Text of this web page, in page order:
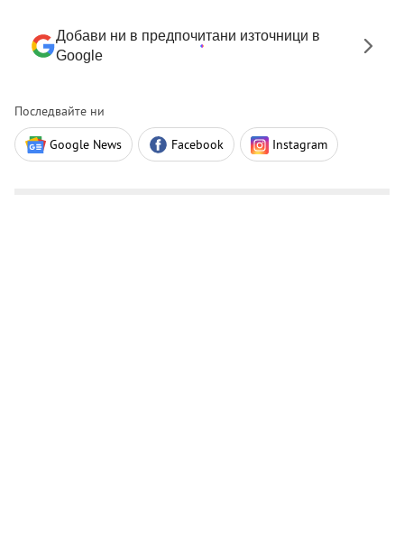
Добави ни в предпочитани източници в
Google
Последвайте ни
Google News Facebook Instagram